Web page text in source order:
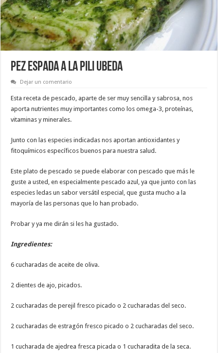
PEZ ESPADA a la Pili Ubeda
Dejar un comentario
Esta receta de pescado, aparte de ser muy sencilla y sabrosa, nos
aporta nutrientes muy importantes como los omega-3, proteínas,
vitaminas y minerales.
Junto con las especies indicadas nos aportan antioxidantes y
fitoquímicos específicos buenos para nuestra salud.
Este plato de pescado se puede elaborar con pescado que más le
guste a usted, en especialmente pescado azul, ya que junto con las
especies ledas un sabor versátil especial, que gusta mucho a la
mayoría de las personas que lo han probado.
Probar y ya me dirán si les ha gustado.
Ingredientes:
6 cucharadas de aceite de oliva.
2 dientes de ajo, picados.
2 cucharadas de perejil fresco picado o 2 cucharadas del seco.
2 cucharadas de estragón fresco picado o 2 cucharadas del seco.
1 cucharada de ajedrea fresca picada o 1 cucharadita de la seca.